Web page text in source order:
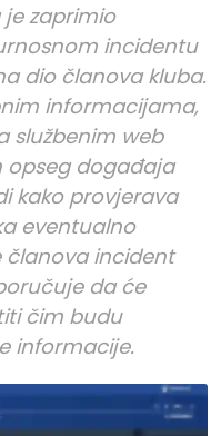
je zaprimio
incidentu
dio članova kluba.
informacijama,
službenim web
opseg događaja
kako provjerava
eventualno
članova incident
da će
čim budu
informacije.